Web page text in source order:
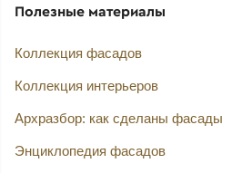
Полезные материалы
Коллекция фасадов
Коллекция интерьеров
Архразбор: как сделаны фасады
Энциклопедия фасадов